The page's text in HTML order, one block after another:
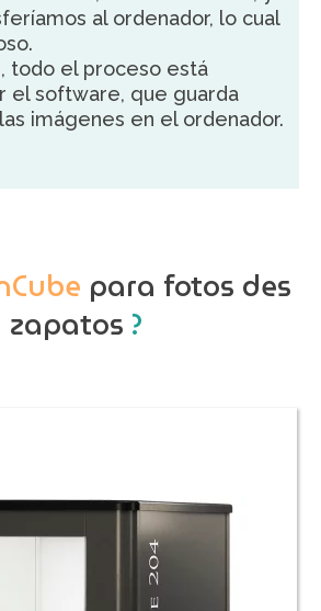
al ordenador, lo cual
todo el proceso está
el software, que guarda
imágenes en el ordenador.
para fotos des
zapatos ?